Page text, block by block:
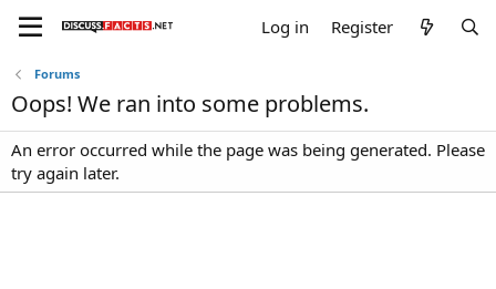
Log in Register
Forums
Oops! We ran into some problems.
An error occurred while the page was being generated. Please
try again later.